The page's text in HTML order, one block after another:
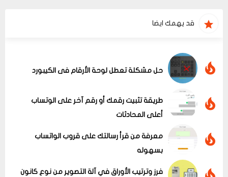
قد يهمك ايضا
حل مشكلة تعطل لوحة الأرقام فى الكيبورد
طريقة تثبيت رقمك أو رقم آخر على الوتساب
أعلى المحادثات
معرفة من قرأ رسالتك على قروب الواتساب
بسهوله
فرز وترتيب الأوراق في آلة التصوير من نوع كانون